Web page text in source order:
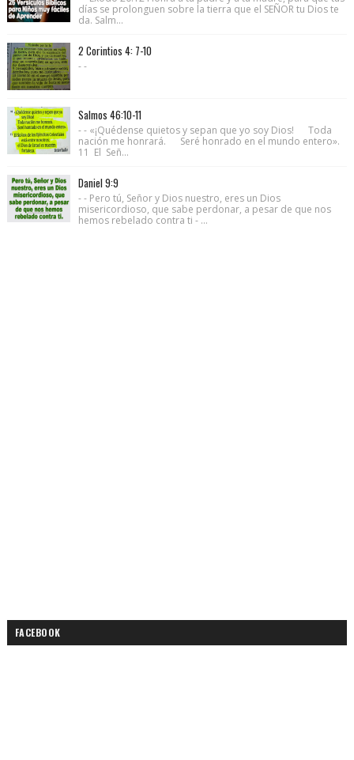
días se prolonguen sobre la tierra que el SEÑOR tu Dios te
da. Salm...
2 Corintios 4: 7-10
- -
Salmos 46:10-11
- - «¡Quédense quietos y sepan que yo soy Dios! Toda
nación me honrará. Seré honrado en el mundo entero».
11 El Señ...
Daniel 9:9
- - Pero tú, Señor y Dios nuestro, eres un Dios
misericordioso, que sabe perdonar, a pesar de que nos
hemos rebelado contra ti - ...
FACEBOOK